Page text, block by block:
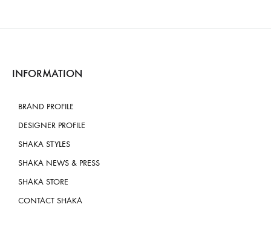
INFORMATION
BRAND PROFILE
DESIGNER PROFILE
SHAKA STYLES
SHAKA NEWS & PRESS
SHAKA STORE
CONTACT SHAKA